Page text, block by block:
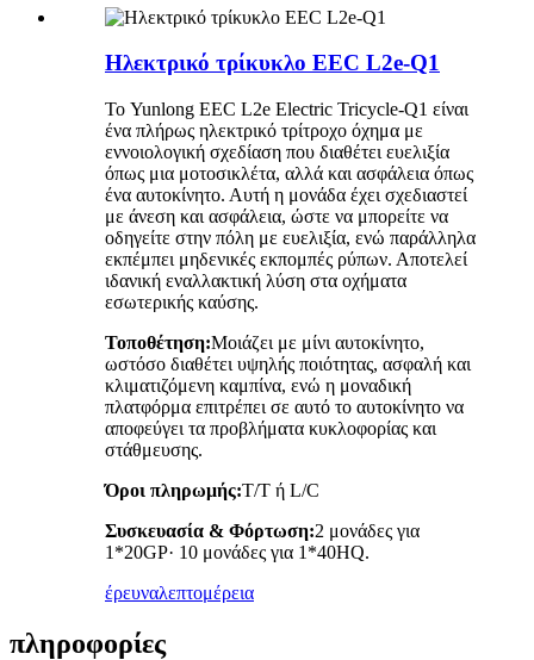
Ηλεκτρικό τρίκυκλο EEC L2e-Q1
Το Yunlong EEC L2e Electric Tricycle-Q1 είναι
ένα πλήρως ηλεκτρικό τρίτροχο όχημα με
εννοιολογική σχεδίαση που διαθέτει ευελιξία
όπως μια μοτοσικλέτα, αλλά και ασφάλεια όπως
ένα αυτοκίνητο. Αυτή η μονάδα έχει σχεδιαστεί
με άνεση και ασφάλεια, ώστε να μπορείτε να
οδηγείτε στην πόλη με ευελιξία, ενώ παράλληλα
εκπέμπει μηδενικές εκπομπές ρύπων. Αποτελεί
ιδανική εναλλακτική λύση στα οχήματα
εσωτερικής καύσης.
Τοποθέτηση:Μοιάζει με μίνι αυτοκίνητο,
ωστόσο διαθέτει υψηλής ποιότητας, ασφαλή και
κλιματιζόμενη καμπίνα, ενώ η μοναδική
πλατφόρμα επιτρέπει σε αυτό το αυτοκίνητο να
αποφεύγει τα προβλήματα κυκλοφορίας και
στάθμευσης.
Όροι πληρωμής:T/T ή L/C
Συσκευασία & Φόρτωση:2 μονάδες για
1*20GP· 10 μονάδες για 1*40HQ.
έρευναλεπτομέρεια
πληροφορίες